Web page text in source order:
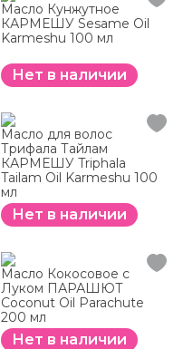
Масло Кунжутное
КАРМЕШУ Sesame Oil
Karmeshu 100 мл
Нет в наличии
Масло для волос
Трифала Тайлам
КАРМЕШУ Triphala
Tailam Oil Karmeshu 100
мл
Нет в наличии
Масло Кокосовое с
Луком ПАРАШЮТ
Coconut Oil Parachute
200 мл
Нет в наличии